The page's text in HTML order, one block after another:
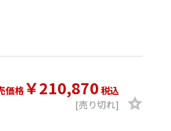
価格￥210,870税込
[売り切れ]